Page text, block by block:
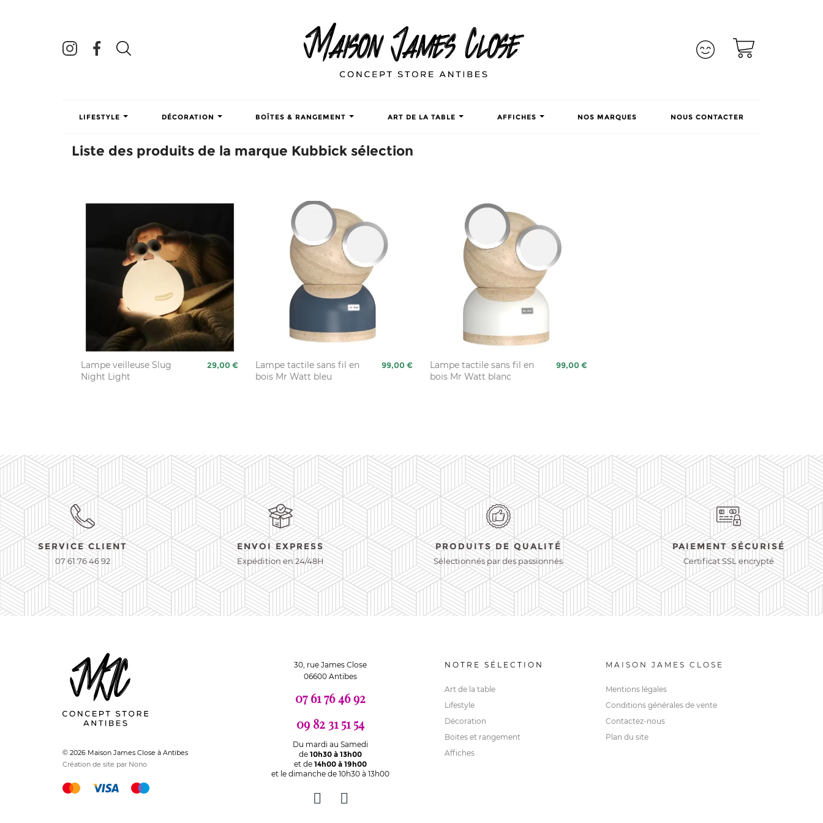
LIFESTYLE DÉCORATION BOÎTES & RANGEMENT ART DE LA TABLE AFFICHES NOS MARQUES NOUS CONTACTER
Liste des produits de la marque Kubbick sélection
Lampe veilleuse Slug
Night Light
Prix
29,00 €
Lampe tactile sans fil en
bois Mr Watt bleu
Prix
99,00 €
Lampe tactile sans fil en
bois Mr Watt blanc
Prix
99,00 €
SERVICE CLIENT
07 61 76 46 92
ENVOI EXPRESS
Expédition en 24/48H
PRODUITS DE QUALITÉ
Sélectionnés par des passionnés
PAIEMENT SÉCURISÉ
Certificat SSL encrypté
© 2026 Maison James Close à Antibes
Création de site par Nono
30, rue James Close
06600 Antibes
07 61 76 46 92
09 82 31 51 54
Du mardi au Samedi
de10h30 à 13h00
et de14h00 à 19h00
et le dimanche de 10h30 à 13h00
NOTRE SÉLECTION
Art de la table
Lifestyle
Décoration
Boites et rangement
Affiches
MAISON JAMES CLOSE
Mentions légales
Conditions générales de vente
Contactez-nous
Plan du site